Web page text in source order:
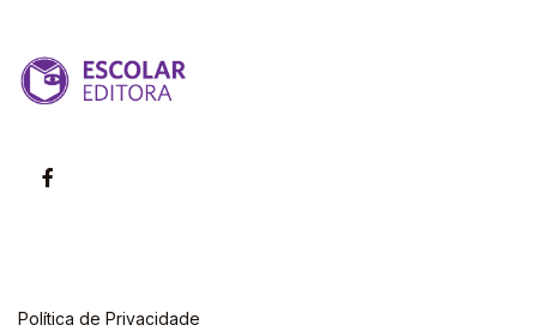
Política de Privacidade